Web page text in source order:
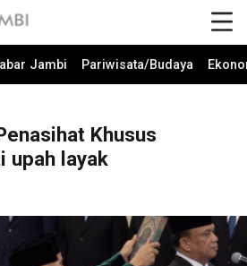
Jambi Pariwisata/Budaya
Khusus
upah layak